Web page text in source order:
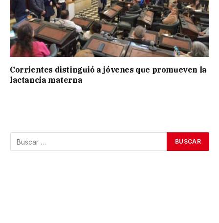
Corrientes distinguió a jóvenes que promueven la
lactancia materna